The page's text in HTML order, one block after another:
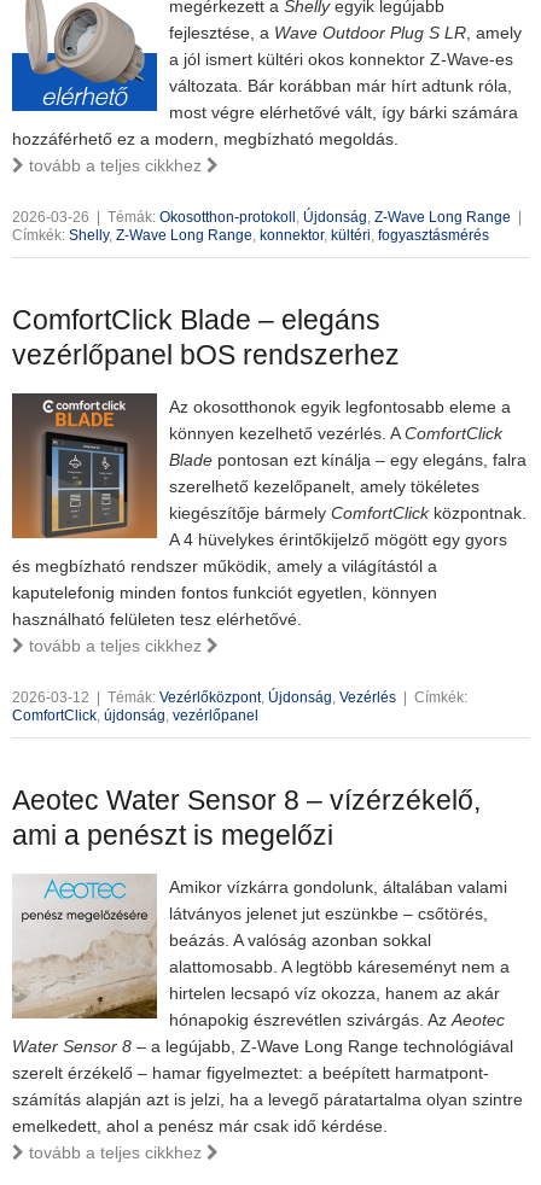
megérkezett a Shellyegyik legújabb
fejlesztése, a Wave Outdoor Plug S LR , amely
a jól ismert kültéri okos konnektor Z-Wave-es
változata. Bár korábban már hírt adtunk róla,
most végre elérhetővé vált, így bárki számára
hozzáférhető ez a modern, megbízható megoldás.
tovább a teljes cikkhez
2026-03-26 Témák: Okosotthon-protokoll , Újdonság, Z-Wave Long Range
Címkék: Shelly, Z-Wave Long Range, konnektor, kültéri, fogyasztásmérés
ComfortClick Blade – elegáns
vezérlőpanel bOS rendszerhez
Az okosotthonok egyik legfontosabb eleme a
könnyen kezelhető vezérlés. AComfortClick
Blade pontosan ezt kínálja – egy elegáns, falra
szerelhető kezelőpanelt, amely tökéletes
kiegészítője bármely ComfortClickközpontnak.
A 4 hüvelykes érintőkijelző mögött egy gyors
és megbízható rendszer működik, amely a világítástól a
kaputelefonig minden fontos funkciót egyetlen, könnyen
használható felületen tesz elérhetővé.
tovább a teljes cikkhez
2026-03-12 Témák: Vezérlőközpont, Újdonság, Vezérlés
Címkék:
ComfortClick, újdonság, vezérlőpanel
Aeotec Water Sensor 8 – vízérzékelő,
ami a penészt is megelőzi
Amikor vízkárra gondolunk, általában valami
látványos jelenet jut eszünkbe – csőtörés,
beázás. A valóság azonban sokkal
alattomosabb. A legtöbb káreseményt nem a
hirtelen lecsapó víz okozza, hanem az akár
hónapokig észrevétlen szivárgás. Az Aeotec
Water Sensor 8 – a legújabb, Z-Wave Long Range technológiával
szerelt érzékelő – hamar figyelmeztet: a beépített harmatpont-
számítás alapján azt is jelzi, ha a levegő páratartalma olyan szintre
emelkedett, ahol a penész már csak idő kérdése.
tovább a teljes cikkhez